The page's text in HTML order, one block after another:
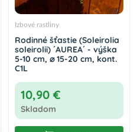
Izbové rastliny
Rodinné šťastie (Soleirolia
soleirolii) ´AUREA´ - výška
5-10 cm, ⌀ 15-20 cm, kont.
C1L
10,90 €
Skladom